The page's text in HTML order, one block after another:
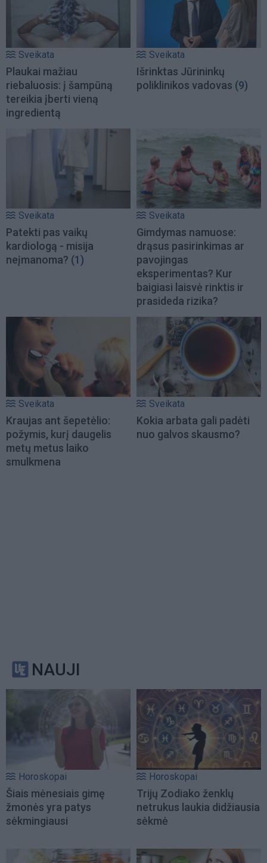
Sveikata
Plaukai mažiau
riebaluosis: į šampūną
tereikia įberti vieną
ingredientą
Sveikata
Išrinktas Jūrininkų
poliklinikos vadovas (9)
Sveikata
Patekti pas vaikų
kardiologą - misija
neįmanoma? (1)
Sveikata
Gimdymas namuose:
drąsus pasirinkimas ar
pavojingas
eksperimentas? Kur
baigiasi laisvė rinktis ir
prasideda rizika?
Sveikata
Kraujas ant šepetėlio:
požymis, kurį daugelis
metų metus laiko
smulkmena
Sveikata
Kokia arbata gali padėti
nuo galvos skausmo?
NAUJI
Horoskopai
Šiais mėnesiais gimę
žmonės yra patys
sėkmingiausi
Horoskopai
Trijų Zodiako ženklų
netrukus laukia didžiausia
sėkmė